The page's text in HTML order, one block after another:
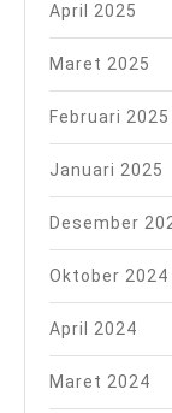
April 2025
Maret 2025
Februari 2025
Januari 2025
Desember
Oktober 2024
April 2024
Maret 2024